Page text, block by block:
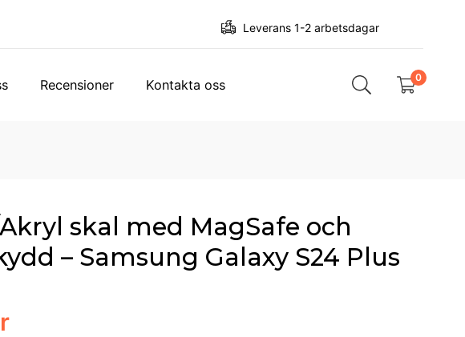
Leverans 1-2 arbetsdagar
Recensioner Kontakta oss 0
skal med MagSafe och
– Samsung Galaxy S24 Plus